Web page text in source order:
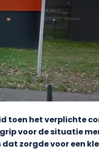
toen het verplichte
voor de situatie
zorgde voor een